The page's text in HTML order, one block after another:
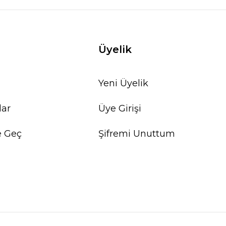
Geç
Üyelik
Yeni Üyelik
Üye Girişi
Şifremi Unuttum